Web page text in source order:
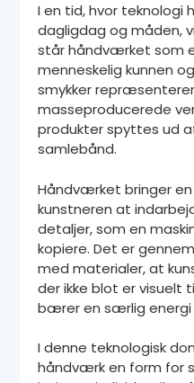
I en tid, hvor
dagligdag og måden,
står håndværket som
menneskelig kunnen
smykker
masseproducerede
produkter spyttes ud
samlebånd.
Håndværket bringer
kunstneren at
detaljer, som en
kopiere. Det er
med materialer, at
der ikke blot er visuelt
bærer en særlig energi
I denne teknologisk
håndværk en form for